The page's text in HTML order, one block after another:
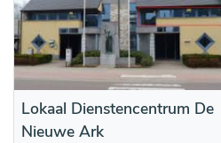
Lokaal Dienstencentrum De
Nieuwe Ark